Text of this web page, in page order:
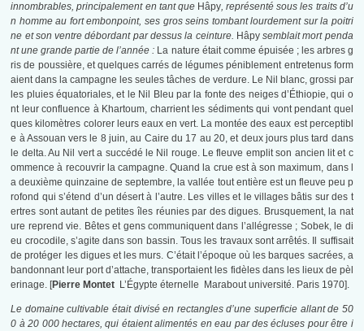
innombrables, principalement en tant que Hâpy, représenté sous les traits d’u
n homme au fort embonpoint, ses gros seins tombant lourdement sur la poitri
ne et son ventre débordant par dessus la ceinture. Hâpysemblait mort penda
nt une grande partie de l’année : La nature était comme épuisée ; les arbres g
ris de poussière, et quelques carrés de légumes péniblement entretenus form
aient dans la campagne les seules tâches de verdure. Le Nil blanc, grossi par
les pluies équatoriales, et le Nil Bleu par la fonte des neiges d’Éthiopie, qui o
nt leur confluence à Khartoum, charrient les sédiments qui vont pendant quel
ques kilomètres colorer leurs eaux en vert. La montée des eaux est perceptibl
e à Assouan vers le 8 juin, au Caire du 17 au 20, et deux jours plus tard dans
le delta. Au Nil vert a succédé le Nil rouge. Le fleuve emplit son ancien lit et c
ommence à recouvrir la campagne. Quand la crue est à son maximum, dans l
a deuxième quinzaine de septembre, la vallée tout entière est un fleuve peu p
rofond qui s’étend d’un désert à l’autre. Les villes et le villages bâtis sur des t
ertres sont autant de petites îles réunies par des digues. Brusquement, la nat
ure reprend vie. Bêtes et gens communiquent dans l’allégresse ; Sobek, le di
eu crocodile, s’agite dans son bassin. Tous les travaux sont arrêtés. Il suffisait
de protéger les digues et les murs. C’était l’époque où les barques sacrées, a
bandonnant leur port d’attache, transportaient les fidèles dans les lieux de pèl
erinage. [Pierre Montet L’Égypte éternelle Marabout université. Paris 1970].
Le domaine cultivable était divisé en rectangles d’une superficie allant de 50
0 à 20 000 hectares, qui étaient alimentés en eau par des écluses pour être i